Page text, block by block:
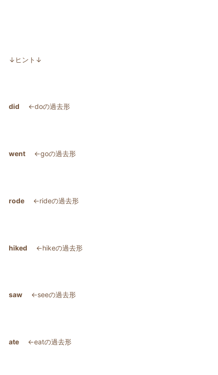
↓ヒント↓
did ←doの過去形
went←goの過去形
rode←rideの過去形
hiked ←hikeの過去形
saw←seeの過去形
ate←eatの過去形